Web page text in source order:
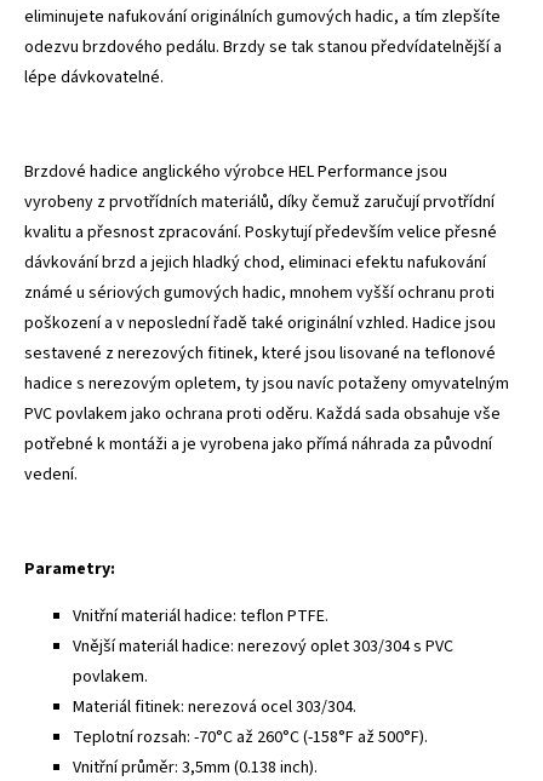
eliminujete nafukování originálních gumových hadic, a tím zlepšíte
odezvu brzdového pedálu. Brzdy se tak stanou předvídatelnější a
lépe dávkovatelné.
Brzdové hadice anglického výrobce HEL Performance jsou
vyrobeny z prvotřídních materiálů, díky čemuž zaručují prvotřídní
kvalitu a přesnost zpracování. Poskytují především velice přesné
dávkování brzd a jejich hladký chod, eliminaci efektu nafukování
známé u sériových gumových hadic, mnohem vyšší ochranu proti
poškození a v neposlední řadě také originální vzhled. Hadice jsou
sestavené z nerezových fitinek, které jsou lisované na teflonové
hadice s nerezovým opletem, ty jsou navíc potaženy omyvatelným
PVC povlakem jako ochrana proti oděru. Každá sada obsahuje vše
potřebné k montáži a je vyrobena jako přímá náhrada za původní
vedení.
Parametry:
Vnitřní materiál hadice: teflon PTFE.
Vnější materiál hadice: nerezový oplet 303/304 s PVC
povlakem.
Materiál fitinek: nerezová ocel 303/304.
Teplotní rozsah: -70°C až 260°C (-158°F až 500°F).
Vnitřní průměr: 3,5mm (0.138 inch).